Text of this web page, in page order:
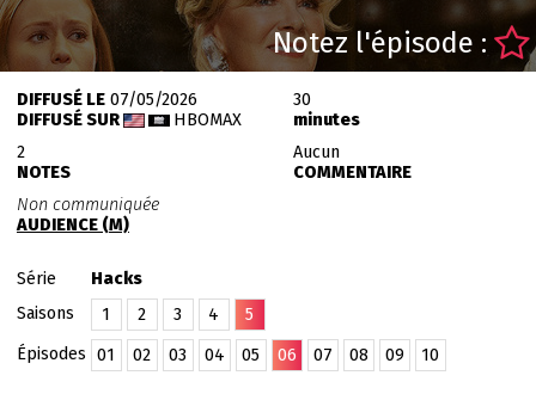
Notez l'épisode :
DIFFUSÉ LE07/05/2026
DIFFUSÉ SUR
HBOMAX
30
minutes
2
NOTES
Aucun
COMMENTAIRE
Non communiquée
AUDIENCE (M)
Série
Hacks
Saisons
1 2 3 4
5
Épisodes
01 02 03 04 05 06 07 08 09 10